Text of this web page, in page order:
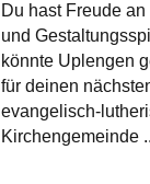
Du hast Freude
und
könnte Uplengen
für deinen
evangelisch-
Kirchengemeinde